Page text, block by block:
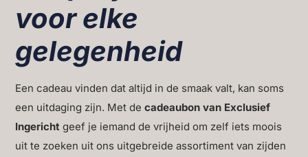
voor elke
gelegenheid
Een cadeau vinden dat altijd in de smaak valt, kan soms
een uitdaging zijn. Met decadeaubon van Exclusief
Ingericht geef je iemand de vrijheid om zelf iets moois
uit te zoeken uit ons uitgebreide assortiment van zijden